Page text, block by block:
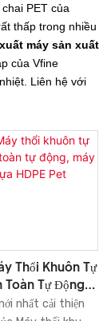
PET của
thấp trong nhiều
máy sản xuất
của Vfine
Liên hệ với
Thổi Khuôn Tự
Tự Động,
Nhựa HDPE
nhất cải thiện